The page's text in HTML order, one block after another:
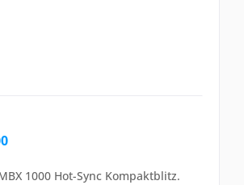
1000 Hot-Sync Kompaktblitz.